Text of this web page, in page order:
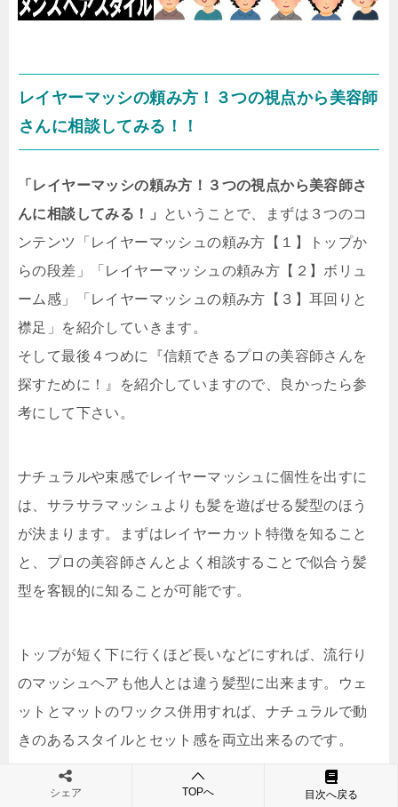
レイヤーマッシの頼み方！３つの視点から美容師
さんに相談してみる！！
「レイヤーマッシの頼み方！３つの視点から美容師さ
んに相談してみる！」
ということで、まずは３つのコ
ンテンツ「レイヤーマッシュの頼み方【１】トップか
らの段差」「レイヤーマッシュの頼み方【２】ボリュ
ーム感」「レイヤーマッシュの頼み方【３】耳回りと
襟足」を紹介していきます。
そして最後４つめに『信頼できるプロの美容師さんを
探すために！』を紹介していますので、良かったら参
考にして下さい。
ナチュラルや束感でレイヤーマッシュに個性を出すに
は、サラサラマッシュよりも髪を遊ばせる髪型のほう
が決まります。まずはレイヤーカット特徴を知ること
と、プロの美容師さんとよく相談することで似合う髪
型を客観的に知ることが可能です。
トップが短く下に行くほど長いなどにすれば、流行り
のマッシュヘアも他人とは違う髪型に出来ます。ウェ
ットとマットのワックス併用すれば、ナチュラルで動
きのあるスタイルとセット感を両立出来るのです。
シェア TOPへ 目次へ戻る